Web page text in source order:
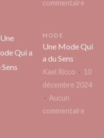
commentaire
offrir
à
MODE
Une Mode Qui
a du Sens
Kael Ricco
10
décembre 2024
Aucun
commentaire